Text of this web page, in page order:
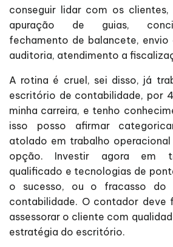
conseguir lidar com os clientes,
apuração de guias,
fechamento de balancete, envio
auditoria, atendimento a
A rotina é cruel, sei disso, já
escritório de contabilidade, por
minha carreira, e tenho
isso posso afirmar
atolado em trabalho
opção. Investir agora em
qualificado e tecnologias de
o sucesso, ou o fracasso do
contabilidade. O contador deve
assessorar o cliente com
estratégia do escritório.